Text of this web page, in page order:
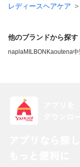
レディースヘアケア
他のブランドから探す
naplaMILBON Kaoutena